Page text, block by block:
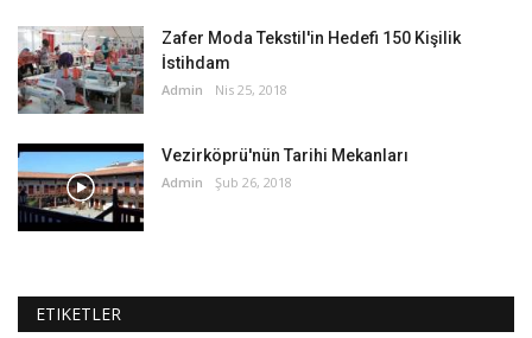
Zafer Moda Tekstil'in Hedefi 150 Kişilik
İstihdam
Admin Nis 25, 2018
Vezirköprü'nün Tarihi Mekanları
Admin Şub 26, 2018
ETIKETLER